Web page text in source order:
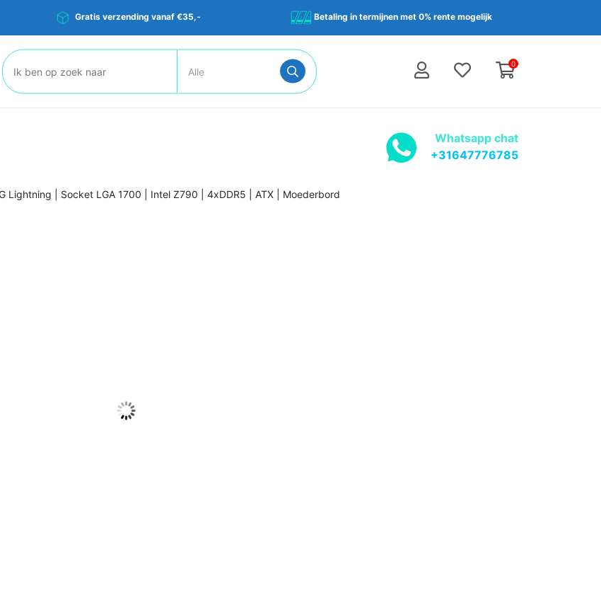
Gratis verzending vanaf €35,- Betaling in termijnen met 0% rente mogelijk
0
Zoeken:
Whatsapp chat
+31647776785
Lightning | Socket LGA 1700 | Intel Z790 | 4xDDR5 | ATX | Moederbord